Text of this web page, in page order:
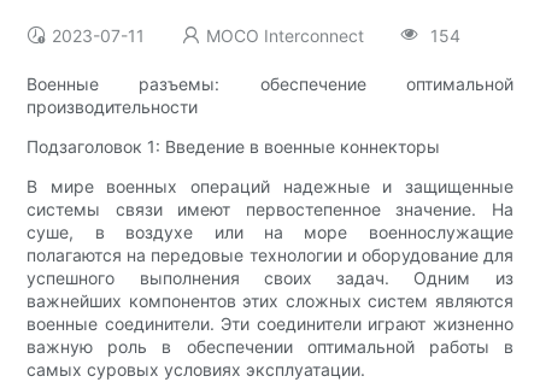
2023-07-11 MOCO Interconnect 154
Военные разъемы: обеспечение оптимальной
производительности
Подзаголовок 1: Введение в военные коннекторы
В мире военных операций надежные и защищенные
системы связи имеют первостепенное значение. На
суше, в воздухе или на море военнослужащие
полагаются на передовые технологии и оборудование для
успешного выполнения своих задач. Одним из
важнейших компонентов этих сложных систем являются
военные соединители. Эти соединители играют жизненно
важную роль в обеспечении оптимальной работы в
самых суровых условиях эксплуатации.